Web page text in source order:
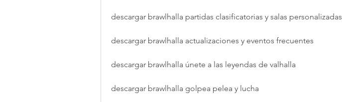
descargar brawlhalla partidas clasificatorias y salas personalizadas
descargar brawlhalla actualizaciones y eventos frecuentes
descargar brawlhalla únete a las leyendas de valhalla
descargar brawlhalla golpea pelea y lucha